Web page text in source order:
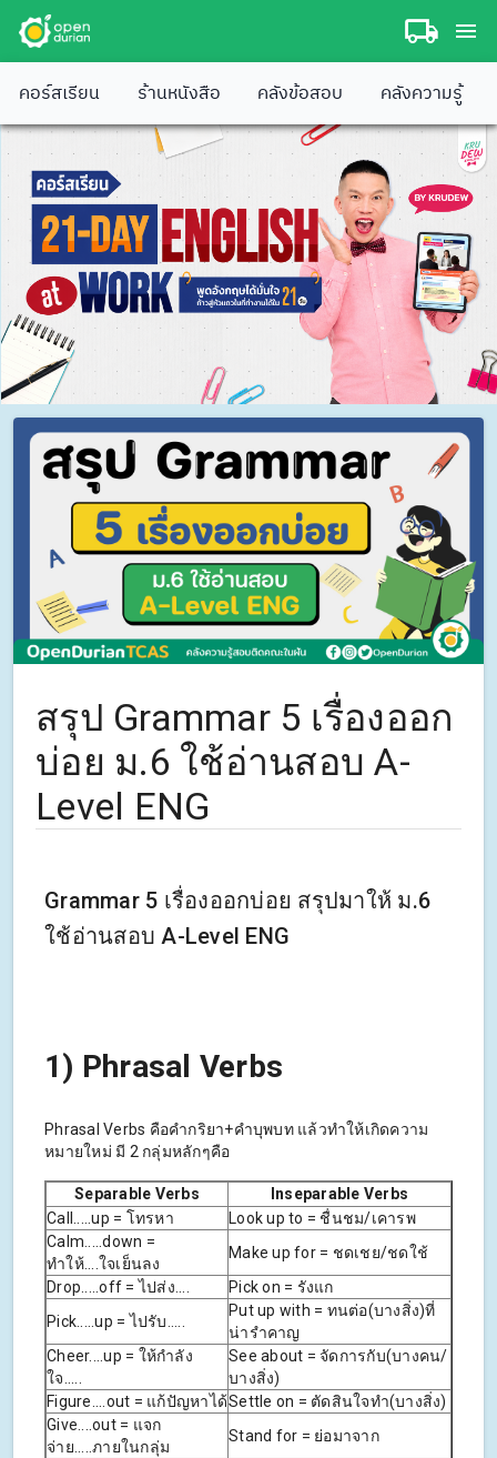
คอร์สเรียน ร้านหนังสือ คลังข้อสอบ คลังความรู้
สรุป Grammar 5 เรื่องออก
บ่อย ม.6 ใช้อ่านสอบ A-
Level ENG
Grammar 5 เรื่องออกบ่อย สรุปมาให้ ม.6
ใช้อ่านสอบ A-Level ENG
1) Phrasal Verbs
Phrasal Verbs คือคำกริยา+คำบุพบท แล้วทำให้เกิดความ
หมายใหม่ มี 2 กลุ่มหลักๆคือ
Separable Verbs
Inseparable Verbs
Call.....up = โทรหา
Look up to = ชื่นชม/เคารพ
Calm.....down =
ทำให้....ใจเย็นลง
Make up for = ชดเชย/ชดใช้
Drop.....off = ไปส่ง....
Pick on = รังแก
Pick.....up = ไปรับ.....
Put up with = ทนต่อ(บางสิ่ง)ที่
น่ารำคาญ
Cheer....up = ให้กำลัง
ใจ.....
See about = จัดการกับ(บางคน/
บางสิ่ง)
Figure....out = แก้ปัญหาได้Settle on = ตัดสินใจทำ(บางสิ่ง)
Give....out = แจก
จ่าย.....ภายในกลุ่ม
Stand for = ย่อมาจาก